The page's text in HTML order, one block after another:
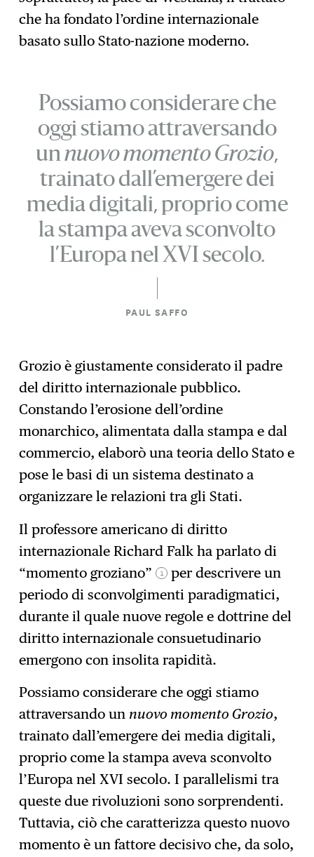
che ha fondato l’ordine internazionale
basato sullo Stato-nazione moderno.
Possiamo considerare che
oggi stiamo attraversando
unnuovo momento Grozio,
trainato dall’emergere dei
media digitali, proprio come
la stampa aveva sconvolto
l’Europa nel XVI secolo.
PAUL SAFFO
Grozio è giustamente considerato il padre
del diritto internazionale pubblico.
Constando l’erosione dell’ordine
monarchico, alimentata dalla stampa e dal
commercio, elaborò una teoria dello Stato e
pose le basi di un sistema destinato a
organizzare le relazioni tra gli Stati.
Il professore americano di diritto
internazionale Richard Falk ha parlato di
“momento groziano” 1
per descrivere un
periodo di sconvolgimenti paradigmatici,
durante il quale nuove regole e dottrine del
diritto internazionale consuetudinario
emergono con insolita rapidità.
Possiamo considerare che oggi stiamo
attraversando un nuovo momento Grozio,
trainato dall’emergere dei media digitali,
proprio come la stampa aveva sconvolto
l’Europa nel XVI secolo. I parallelismi tra
queste due rivoluzioni sono sorprendenti.
Tuttavia, ciò che caratterizza questo nuovo
momento è un fattore decisivo che, da solo,